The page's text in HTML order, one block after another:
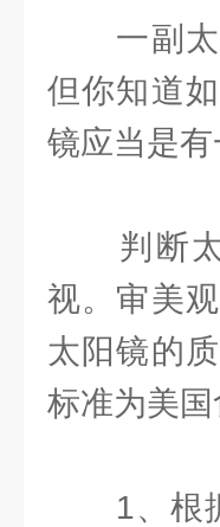
一副太
但你知道
镜应当是
判断太
视。审美
太阳镜的
标准为美国
1、根据